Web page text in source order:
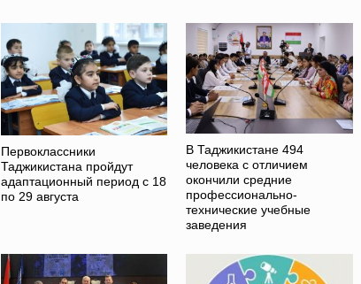
Первоклассники
Таджикистана пройдут
адаптационный период с 18
по 29 августа
В Таджикистане 494
человека с отличием
окончили средние
профессионально-
технические учебные
заведения